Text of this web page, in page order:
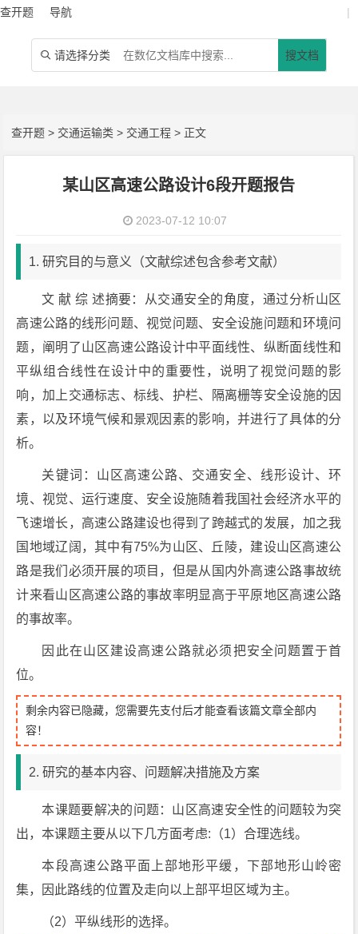
查开题 导航 |
 请选择分类 搜文档
查开题 > 交通运输类 > 交通工程 > 正文
某山区高速公路设计6段开题报告
2023-07-12 10:07
1. 研究目的与意义（文献综述包含参考文献）
文 献 综 述摘要：从交通安全的角度，通过分析山区
高速公路的线形问题、视觉问题、安全设施问题和环境问
题，阐明了山区高速公路设计中平面线性、纵断面线性和
平纵组合线性在设计中的重要性，说明了视觉问题的影
响，加上交通标志、标线、护栏、隔离栅等安全设施的因
素，以及环境气候和景观因素的影响，并进行了具体的分
析。
关键词：山区高速公路、交通安全、线形设计、环
境、视觉、运行速度、安全设施随着我国社会经济水平的
飞速增长，高速公路建设也得到了跨越式的发展，加之我
国地域辽阔，其中有75%为山区、丘陵，建设山区高速公
路是我们必须开展的项目，但是从国内外高速公路事故统
计来看山区高速公路的事故率明显高于平原地区高速公路
的事故率。
因此在山区建设高速公路就必须把安全问题置于首
位。
剩余内容已隐藏，您需要先支付后才能查看该篇文章全部内
容！
2. 研究的基本内容、问题解决措施及方案
本课题要解决的问题：山区高速安全性的问题较为突
出，本课题主要从以下几方面考虑:（1）合理选线。
本段高速公路平面上部地形平缓，下部地形山岭密
集，因此路线的位置及走向以上部平坦区域为主。
（2）平纵线形的选择。